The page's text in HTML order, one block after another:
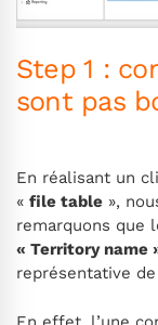
Step 1 :
sont pas
En réalisant un
« file table »,
remarquons que
« Territory name
représentative